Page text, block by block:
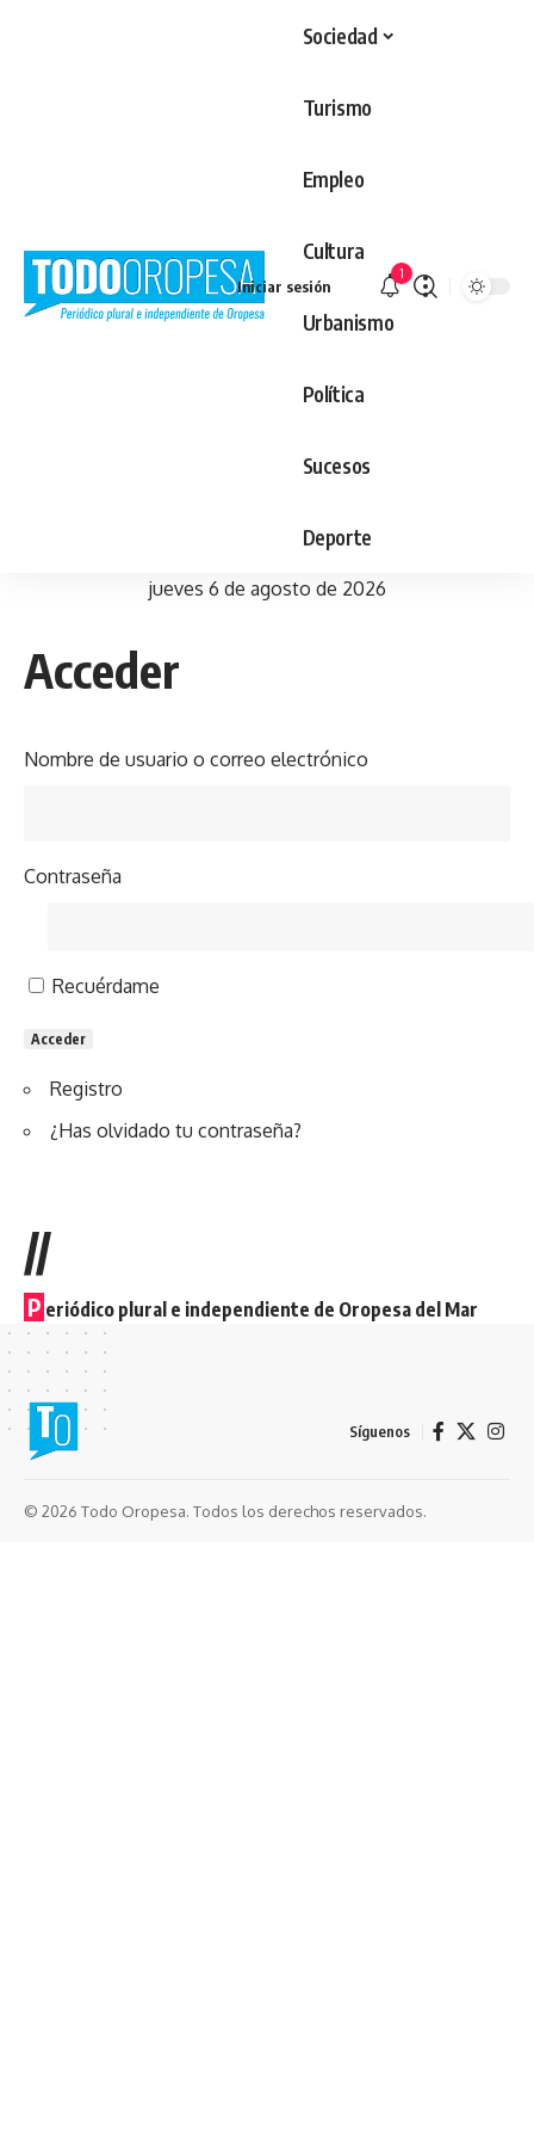
Sociedad
Turismo
Empleo
Cultura
Urbanismo
Política
Sucesos
Deporte
Iniciar sesión
1
jueves 6 de agosto de 2026
Acceder
Nombre de usuario o correo electrónico
Contraseña
Recuérdame
Acceder
Registro
¿Has olvidado tu contraseña?
//
P eriódico plural e independiente de Oropesa del Mar
Síguenos
© 2026 Todo Oropesa. Todos los derechos reservados.